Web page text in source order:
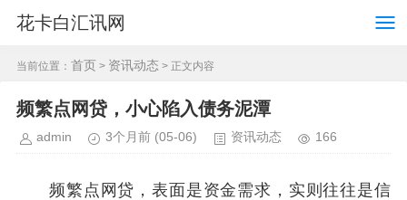
花卡白汇讯网
当前位置： 首页 > 资讯动态 > 正文内容
频繁点网贷，小心陷入债务泥潭
admin 3个月前 (05-06) 资讯动态 166
频繁点网贷，表面是资金需求，实则往往是信